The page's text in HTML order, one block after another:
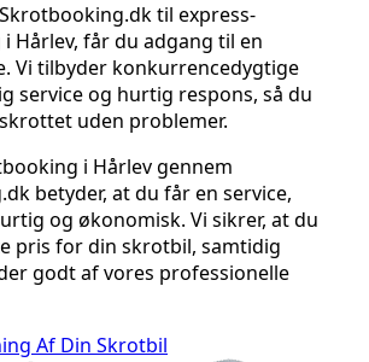
til express-
Hårlev, får du adgang til en
Vi tilbyder konkurrencedygtige
service og hurtig respons, så du
uden problemer.
i Hårlev gennem
betyder, at du får en service,
og økonomisk. Vi sikrer, at du
pris for din skrotbil, samtidig
godt af vores professionelle
Af Din Skrotbil